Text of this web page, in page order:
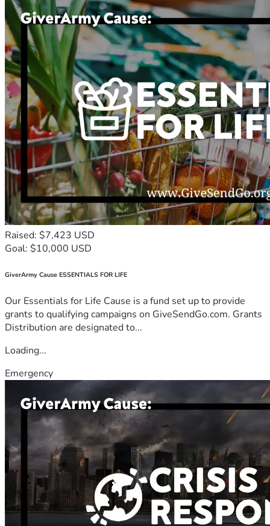
Raised: $7,423 USD
Goal: $10,000 USD
GiverArmy Cause ESSENTIALS FOR LIFE
Our Essentials for Life Cause is a fund set up to provide
grants to qualifying campaigns on GiveSendGo.com. Grants
Distribution are designated to...
Loading...
Emergency